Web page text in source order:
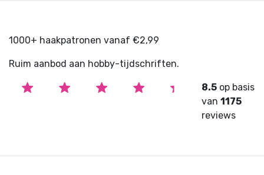
1000+ haakpatronen vanaf €2,99
Ruim aanbod aan hobby-tijdschriften.
8.5 op basis
van1175
reviews